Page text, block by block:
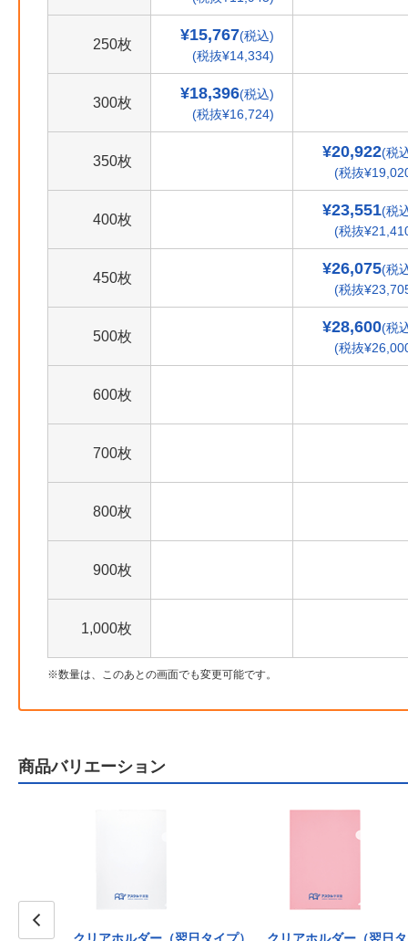
250枚
¥15,767(税込)
(税抜¥14,334)
300枚
¥18,396(税込)
(税抜¥16,724)
350枚
¥20,922(税
(税抜
400枚
¥23,551(税
(税抜
450枚
¥26,075(税
(税抜
500枚
¥28,600(税
(税抜
600枚
700枚
800枚
900枚
1,000枚
数量は、このあとの画面でも変更可能です。
商品バリエーション